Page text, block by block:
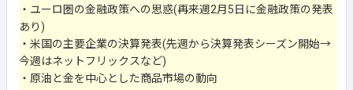
・ユーロ圏の金融政策への思惑(再来週2月5日に金融政策の発表
あり)
・米国の主要企業の決算発表(先週から決算発表シーズン開始→
今週はネットフリックスなど)
・原油と金を中心とした商品市場の動向